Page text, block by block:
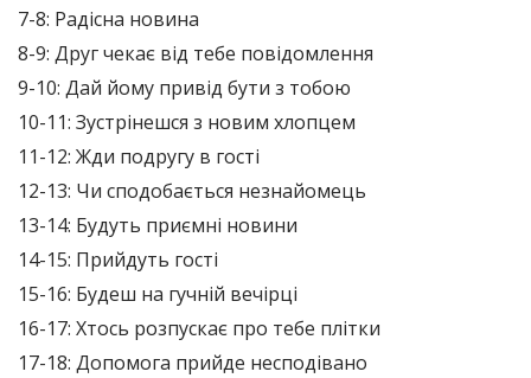
7-8: Радісна новина
8-9: Друг чекає від тебе повідомлення
9-10: Дай йому привід бути з тобою
10-11: Зустрінешся з новим хлопцем
11-12: Жди подругу в гості
12-13: Чи сподобається незнайомець
13-14: Будуть приємні новини
14-15: Прийдуть гості
15-16: Будеш на гучній вечірці
16-17: Хтось розпускає про тебе плітки
17-18: Допомога прийде несподівано